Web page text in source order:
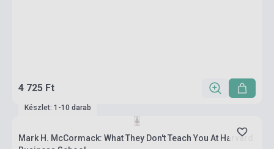
4 725 Ft
Készlet: 1-10 darab
Mark H. McCormack: What They Don't Teach You At Harvard